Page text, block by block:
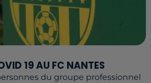
19 AU FC NANTES
du groupe professionnel